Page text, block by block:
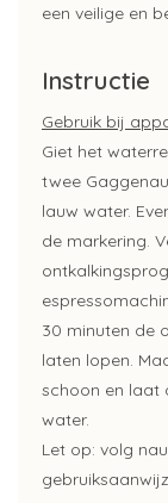
een veilige en
Instructie
Gebruik bij
Giet het
twee
lauw water.
de markering.
30 minuten de
laten lopen.
schoon en laat
water.
Let op: volg